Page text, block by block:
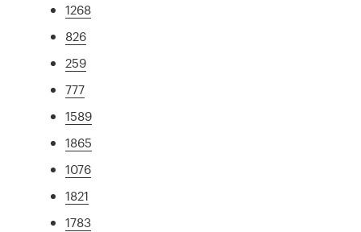
1268
826
259
777
1589
1865
1076
1821
1783